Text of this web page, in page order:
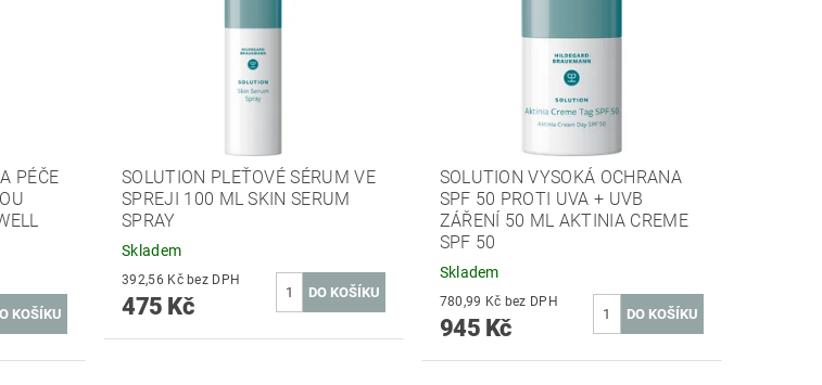
PÉČE
SOLUTION PLEŤOVÉ SÉRUM VE
SPREJI 100 ML SKIN SERUM
SPRAY
Skladem
392,56 Kč bez DPH
475 Kč
SOLUTION VYSOKÁ OCHRANA
SPF 50 PROTI UVA + UVB
ZÁŘENÍ 50 ML AKTINIA CREME
SPF 50
Skladem
780,99 Kč bez DPH
945 Kč